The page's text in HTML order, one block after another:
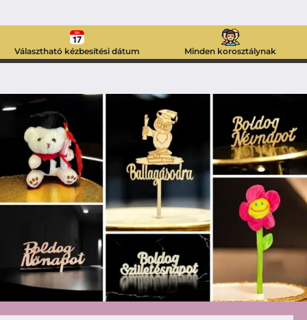
Választható kézbesítési dátum Minden korosztálynak